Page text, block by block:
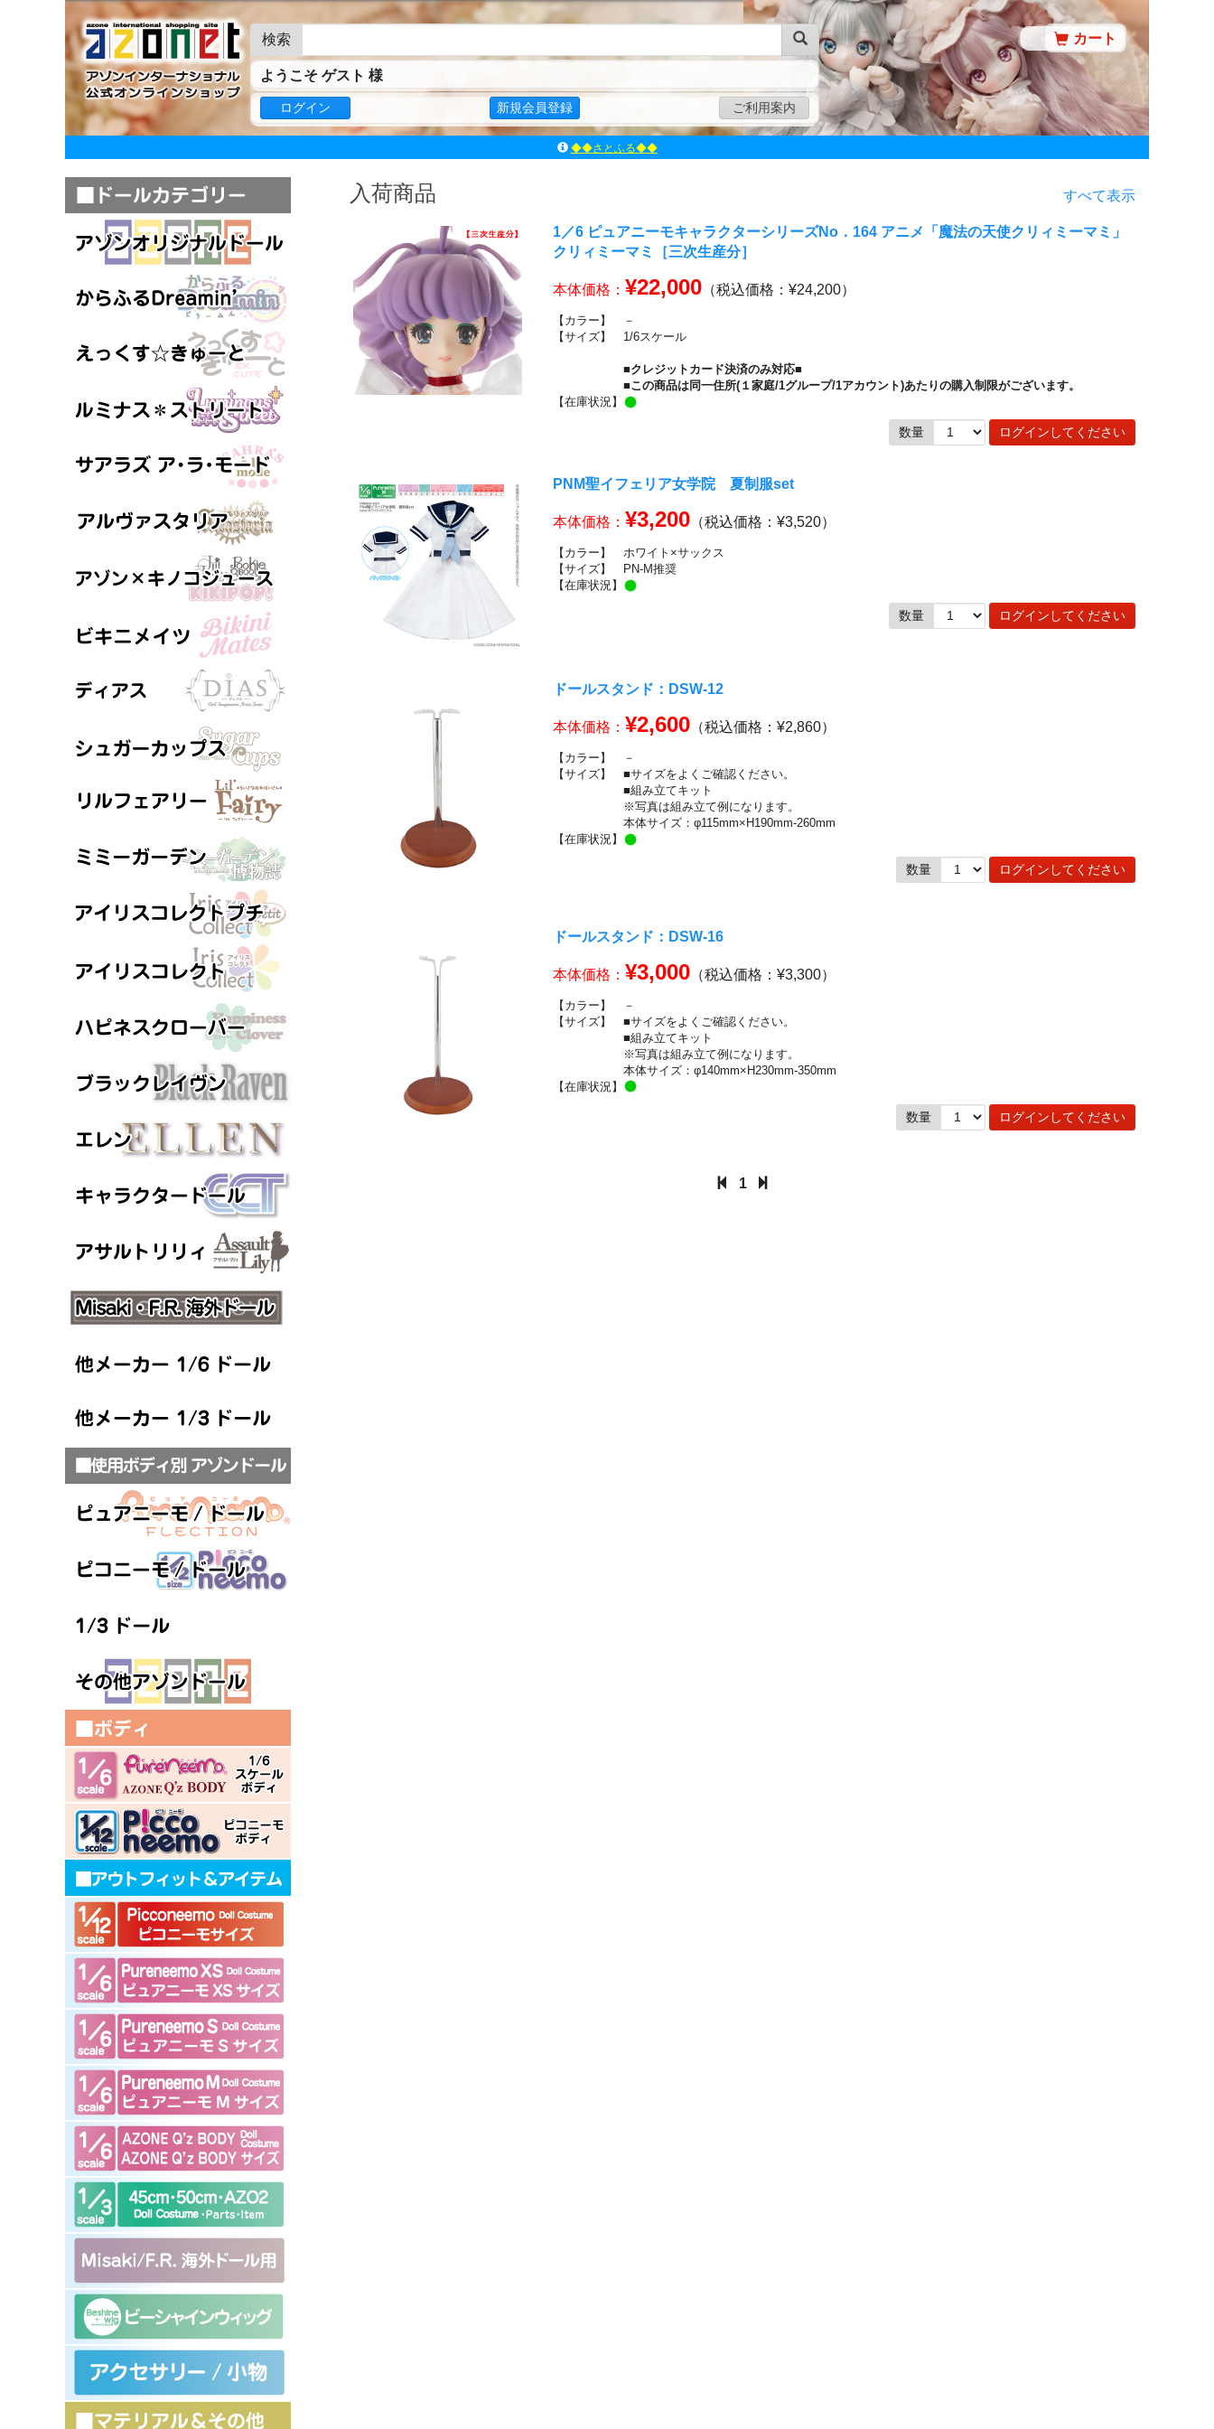
検索
ようこそ ゲスト 様
ログイン 新規会員登録 ご利用案内
カート
◆◆さとふる◆◆
ｱｿﾞﾝﾚｰﾍﾞﾙｼｮｯﾌﾟ楽天市場店
よくあるご質問（Q&A）
◆◆さとふる◆◆
入荷商品 すべて表示
1／6 ピュアニーモキャラクターシリーズNo．164 アニメ「魔法の天使クリィミーマミ」
クリィミーマミ［三次生産分］
本体価格： ¥22,000 （税込価格：¥24,200）
【カラー】
－
【サイズ】
1/6スケール
■クレジットカード決済のみ対応■
■この商品は同一住所(１家庭/1グループ/1アカウント)あたりの購入制限がございます。
【在庫状況】
数量 ログインしてください
PNM聖イフェリア女学院 夏制服set
本体価格： ¥3,200 （税込価格：¥3,520）
【カラー】
ホワイト×サックス
【サイズ】
PN-M推奨
【在庫状況】
数量 ログインしてください
ドールスタンド：DSW-12
本体価格： ¥2,600 （税込価格：¥2,860）
【カラー】
－
【サイズ】
■サイズをよくご確認ください。
■組み立てキット
※写真は組み立て例になります。
本体サイズ：φ115mm×H190mm-260mm
【在庫状況】
数量 ログインしてください
ドールスタンド：DSW-16
本体価格： ¥3,000 （税込価格：¥3,300）
【カラー】
－
【サイズ】
■サイズをよくご確認ください。
■組み立てキット
※写真は組み立て例になります。
本体サイズ：φ140mm×H230mm-350mm
【在庫状況】
数量 ログインしてください
1